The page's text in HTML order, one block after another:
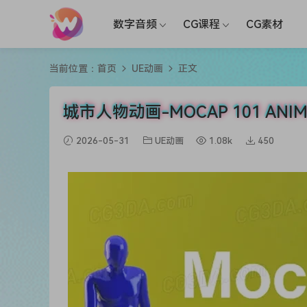
数字音频 CG课程 CG素材
当前位置： 首页 UE动画 正文
城市人物动画-MOCAP 101
2026-05-31 UE动画 1.08k 450